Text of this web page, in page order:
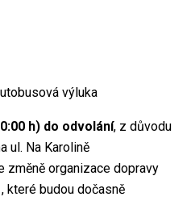
h) do odvolání, z důvodu
ul. Na Karolině
změně organizace dopravy
které budou dočasně